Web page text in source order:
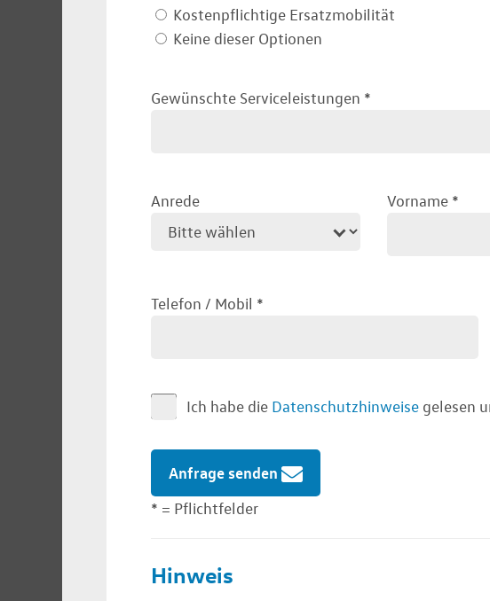
Kostenpflichtige Ersatzmobilität
Keine dieser Optionen
Gewünschte Serviceleistungen *
Anrede Vorname *
Telefon / Mobil *
Ich habe die Datenschutzhinweise gelesen
Anfrage senden
* = Pflichtfelder
Hinweis